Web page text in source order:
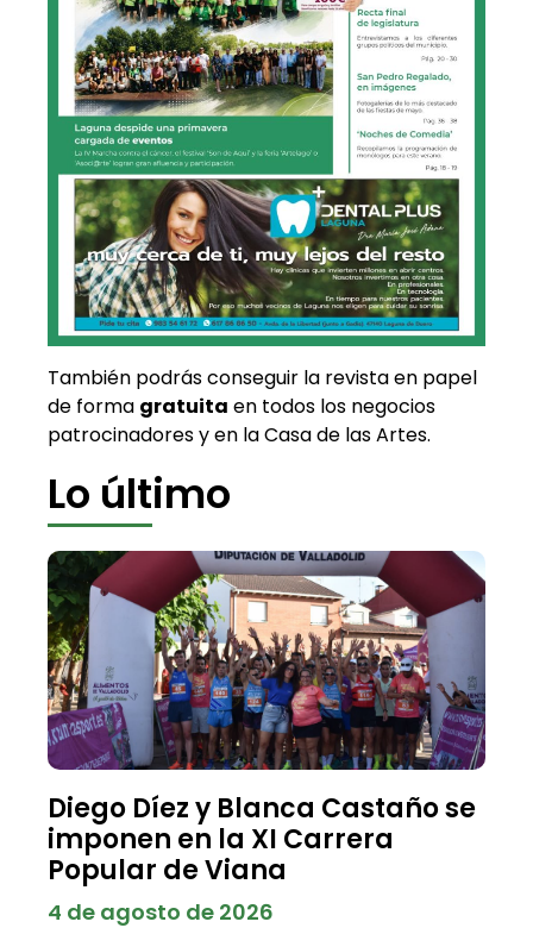
También podrás conseguir la revista en papel
de forma gratuita en todos los negocios
patrocinadores y en la Casa de las Artes.
Lo último
Diego Díez y Blanca Castaño se
imponen en la XI Carrera
Popular de Viana
4 de agosto de 2026